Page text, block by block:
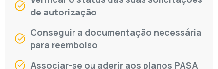
de autorização
Conseguir a documentação necessária
para reembolso
Associar-se ou aderir aos planos PASA